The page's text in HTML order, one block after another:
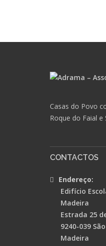
Casas do Povo
Roque do Faial e
CONTACTOS
Endereço:
Edifício
Madeira
Estrada 25
9240-039
Madeira